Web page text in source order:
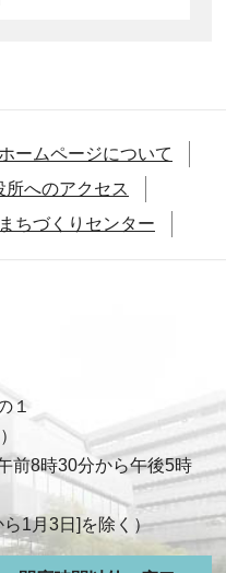
ームページについて
所へのアクセス
まちづくりセンター
１
前8時30分から午後5時
ら1月3日]を除く）